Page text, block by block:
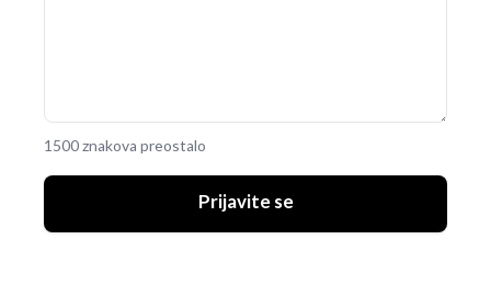
1500 znakova preostalo
Prijavite se